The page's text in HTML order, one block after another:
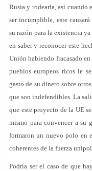
Rusia y rodearla, así cuando
ser incumplible, este
su razón para la existencia
en saber y reconocer este
Unión habiendo fracasado
pueblos europeos ricos le
gasto de su dinero sobre
que son indefendibles. La
que este proyecto de la UE
mismo para convencer a su
formaron un nuevo polo en
coherentes de la fuerza
Podría ser el caso de que